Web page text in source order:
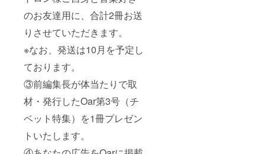
のお友達用に、合計2冊お送
りさせていただきます。
※なお、発送は10月を予定し
ております。
③前編集長が体当たりで取
材・発行したOar第3号（チ
ベット特集）を1冊プレゼン
トいたします。